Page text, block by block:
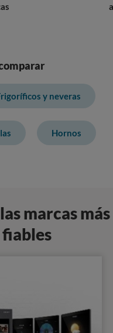
y neveras
Hornos
marcas más